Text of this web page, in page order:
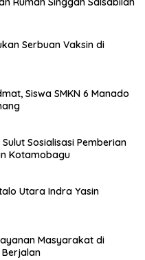
Serbuan Vaksin di
Siswa SMKN 6 Manado
Sosialisasi Pemberian
Kotamobagu
Utara Indra Yasin
Masyarakat di